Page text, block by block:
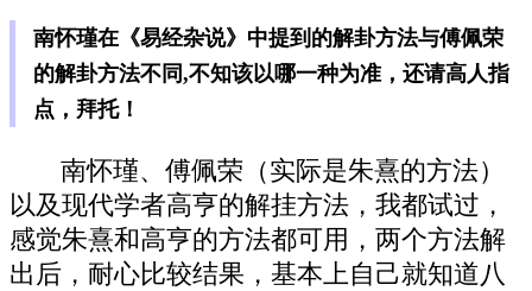
南怀瑾在《易经杂说》中提到的解卦方法与傅佩荣
的解卦方法不同,不知该以哪一种为准，还请高人指
点，拜托！
南怀瑾、傅佩荣（实际是朱熹的方法）
以及现代学者高亨的解挂方法，我都试过，
感觉朱熹和高亨的方法都可用，两个方法解
出后，耐心比较结果，基本上自己就知道八